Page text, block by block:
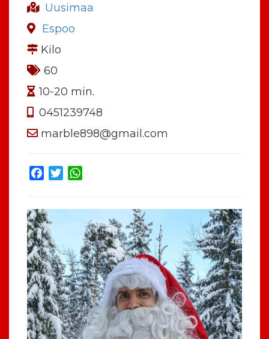
Uusimaa
Espoo
Kilo
60
10-20 min.
0451239748
marble898@gmail.com
Facebook
Twitter